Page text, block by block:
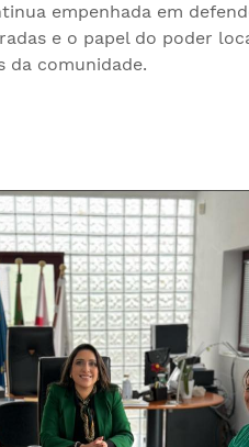
empenhada em
e o papel do poder
da comunidade.